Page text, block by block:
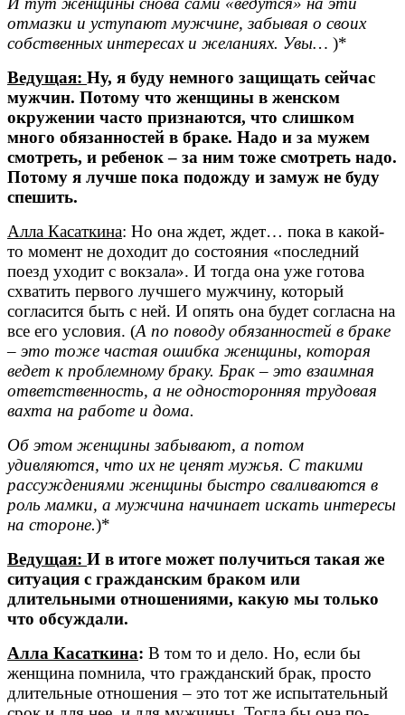
отмазки и уступают мужчине, забывая о своих
собственных интересах и желаниях. Увы… )*
Ведущая: Ну, я буду немного защищать сейчас
мужчин. Потому что женщины в женском
окружении часто признаются, что слишком
много обязанностей в браке. Надо и за мужем
смотреть, и ребенок – за ним тоже смотреть надо.
Потому я лучше пока подожду и замуж не буду
спешить.
Алла Касаткина: Но она ждет, ждет… пока в какой-
то момент не доходит до состояния «последний
поезд уходит с вокзала». И тогда она уже готова
схватить первого лучшего мужчину, который
согласится быть с ней. И опять она будет согласна на
все его условия. (А по поводу обязанностей в браке
– это тоже частая ошибка женщины, которая
ведет к проблемному браку. Брак – это взаимная
ответственность, а не односторонняя трудовая
вахта на работе и дома.
Об этом женщины забывают, а потом
удивляются, что их не ценят мужья. С такими
рассуждениями женщины быстро сваливаются в
роль мамки, а мужчина начинает искать интересы
на стороне.)*
Ведущая: И в итоге может получиться такая же
ситуация с гражданским браком или
длительными отношениями, какую мы только
что обсуждали.
Алла Касаткина: В том то и дело. Но, если бы
женщина помнила, что гражданский брак, просто
длительные отношения – это тот же испытательный